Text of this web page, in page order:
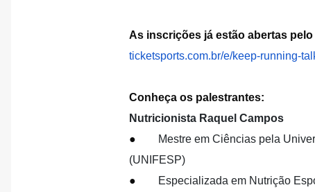
As inscrições já estão abertas pelo
ticketsports.com.br/e/keep-running-
Conheça os palestrantes:
Nutricionista Raquel Campos
●
Mestre em Ciências pela
(UNIFESP)
●
Especializada em Nutrição